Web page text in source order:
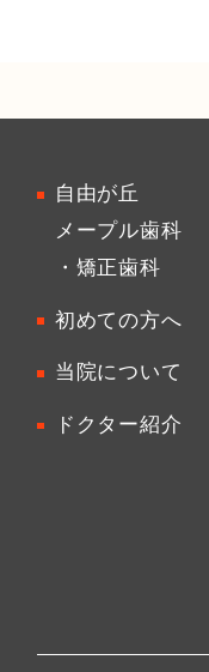
自由が丘
メープル歯科
・矯正歯科
初めての方へ
当院について
ドクター紹介